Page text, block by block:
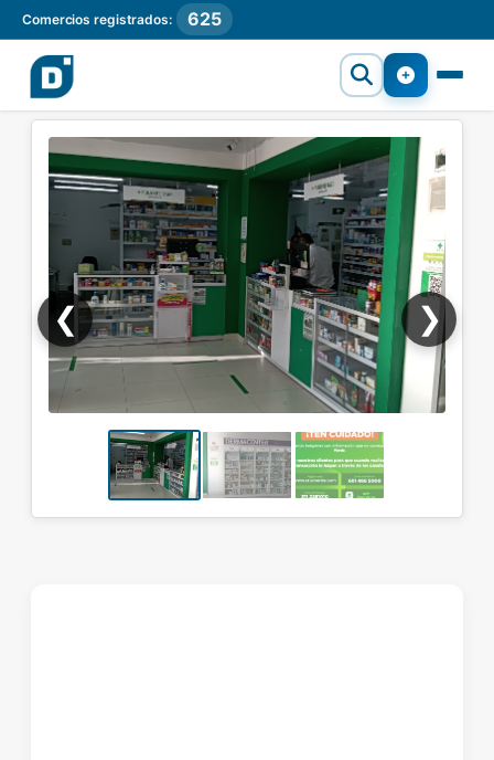
Comercios registrados: 625
❮ ❯